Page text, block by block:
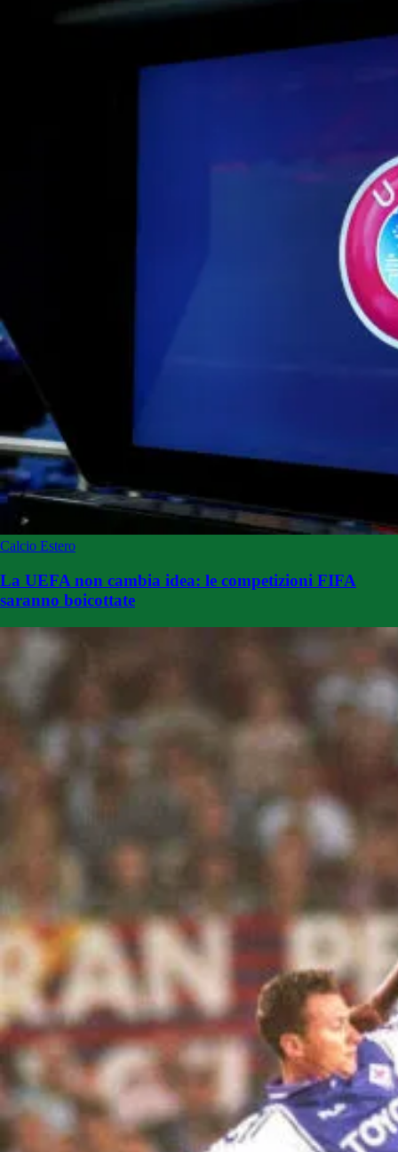
Calcio Estero
La UEFA non cambia idea: le competizioni FIFA
saranno boicottate